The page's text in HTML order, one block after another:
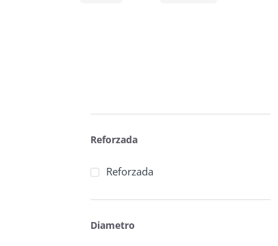
Reforzada
Reforzada
Diametro